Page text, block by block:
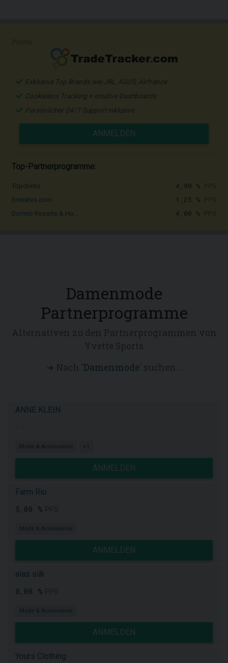
Exklusive Top Brands wie JBL, ASUS, Airfrance
Cookieless Tracking + intuitive Dashboards
Persönlicher 24/7 Support inklusive
ANMELDEN
Top-Partnerprogramme:
Topdrinks 4,90 %
Emirates.com 1,25 %
Dormio Resorts & Ho... 4,00 %
Damenmode
Partnerprogramme
Damenmode
ANNE KLEIN
Mode & Accessoires +1
ANMELDEN
Farm Rio
5,00 %
Mode & Accessoires
ANMELDEN
alas silk
8,00 %
Mode & Accessoires
ANMELDEN
Yours Clothing